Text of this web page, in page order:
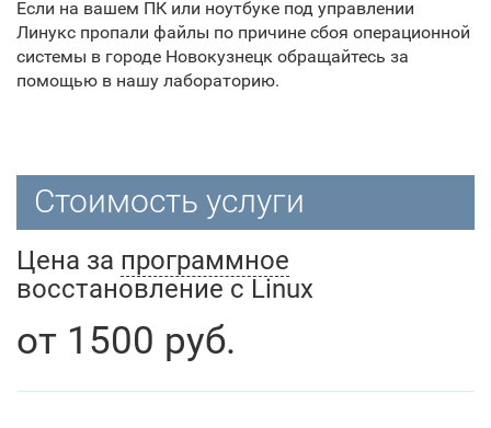
Если на вашем ПК или ноутбуке под управлении
Линукс пропали файлы по причине сбоя операционной
системы в городе Новокузнецк обращайтесь за
помощью в нашу лабораторию.
Стоимость услуги
Цена за программное
восстановление с Linux
от 1500 руб.